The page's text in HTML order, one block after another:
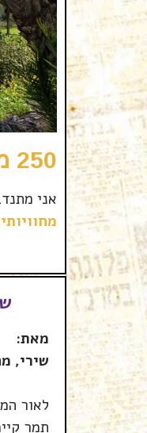
250 מטר או האולימפיאדה הפרטית שלי
אני
מאת:
שירי,
לאור
תמר